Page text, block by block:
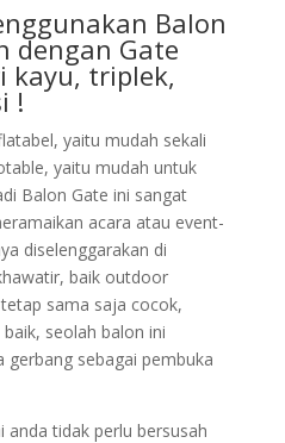
Balon
dengan Gate
kayu, triplek,
!
yaitu mudah sekali
yaitu mudah untuk
Balon Gate ini sangat
acara atau event-
diselenggarakan di
baik outdoor
sama saja cocok,
seolah balon ini
gerbang sebagai pembuka
anda tidak perlu bersusah